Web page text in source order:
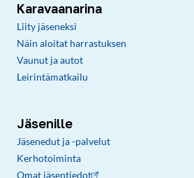
Karavaanarina
Liity jäseneksi
Näin aloitat harrastuksen
Vaunut ja autot
Leirintämatkailu
Jäsenille
Jäsenedut ja -palvelut
Kerhotoiminta
Omat jäsentiedot